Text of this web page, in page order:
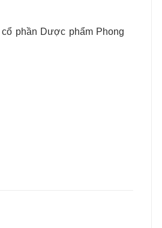
cổ phần Dược phẩm Phong